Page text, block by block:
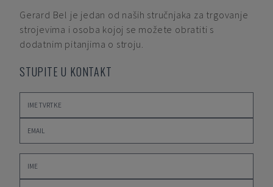
Gerard Bel je jedan od naših stručnjaka za trgovanje
strojevima i osoba kojoj se možete obratiti s
dodatnim pitanjima o stroju.
STUPITE U KONTAKT